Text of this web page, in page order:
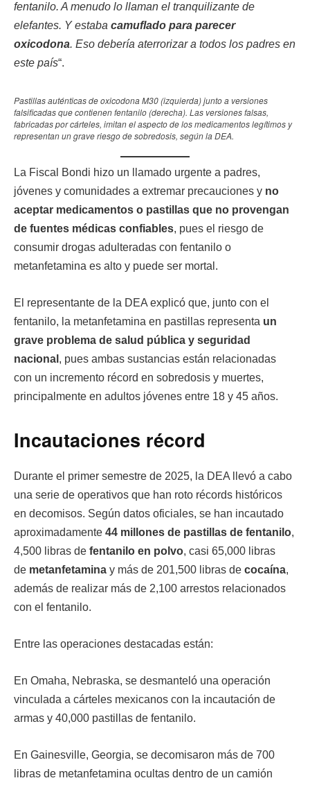
fentanilo. A menudo lo llaman el tranquilizante de
elefantes. Y estaba camuflado para parecer
oxicodona. Eso debería aterrorizar a todos los padres en
este país“.
Pastillas auténticas de oxicodona M30 (izquierda) junto a versiones
falsificadas que contienen fentanilo (derecha). Las versiones falsas,
fabricadas por cárteles, imitan el aspecto de los medicamentos legítimos y
representan un grave riesgo de sobredosis, según la DEA.
La Fiscal Bondi hizo un llamado urgente a padres,
jóvenes y comunidades a extremar precauciones y no
aceptar medicamentos o pastillas que no provengan
de fuentes médicas confiables, pues el riesgo de
consumir drogas adulteradas con fentanilo o
metanfetamina es alto y puede ser mortal.
El representante de la DEA explicó que, junto con el
fentanilo, la metanfetamina en pastillas representa un
grave problema de salud pública y seguridad
nacional , pues ambas sustancias están relacionadas
con un incremento récord en sobredosis y muertes,
principalmente en adultos jóvenes entre 18 y 45 años.
Incautaciones récord
Durante el primer semestre de 2025, la DEA llevó a cabo
una serie de operativos que han roto récords históricos
en decomisos. Según datos oficiales, se han incautado
aproximadamente 44 millones de pastillas de fentanilo,
4,500 libras de fentanilo en polvo, casi 65,000 libras
de metanfetamina y más de 201,500 libras de cocaína,
además de realizar más de 2,100 arrestos relacionados
con el fentanilo.
Entre las operaciones destacadas están:
En Omaha, Nebraska, se desmanteló una operación
vinculada a cárteles mexicanos con la incautación de
armas y 40,000 pastillas de fentanilo.
En Gainesville, Georgia, se decomisaron más de 700
libras de metanfetamina ocultas dentro de un camión